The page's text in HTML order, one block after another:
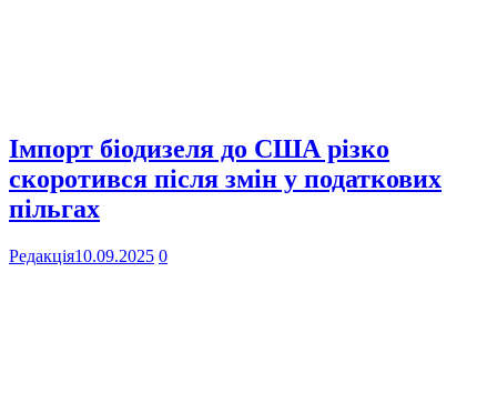
Імпорт біодизеля до США різко
скоротився після змін у податкових
пільгах
Редакція10.09.2025 0